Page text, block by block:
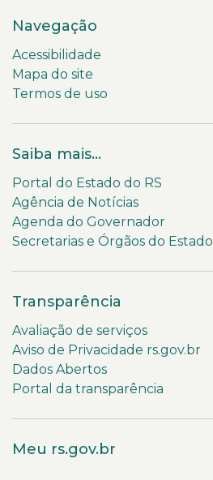
Navegação
Acessibilidade
Mapa do site
Termos de uso
Saiba mais...
Portal do Estado do RS
Agência de Notícias
Agenda do Governador
Secretarias e Órgãos do Estado
Transparência
Avaliação de serviços
Aviso de Privacidade rs.gov.br
Dados Abertos
Portal da transparência
Meu rs.gov.br